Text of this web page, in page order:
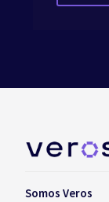
Somos Veros